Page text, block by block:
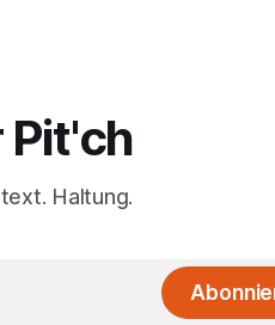
Pit'ch
Haltung.